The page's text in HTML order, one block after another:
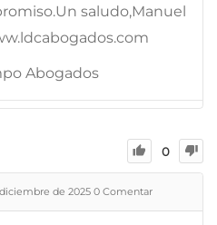
saludo,Manuel
Abogados
0
de 2025 0 Comentar